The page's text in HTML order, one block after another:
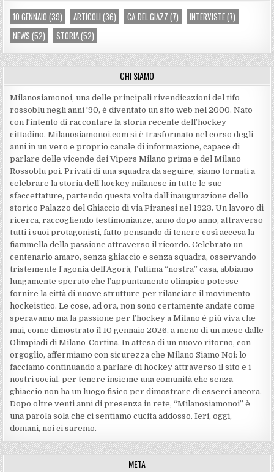
10 GENNAIO (39) ARTICOLI (36) CA' DEL GIAZZ (7) INTERVISTE(7)
NEWS (52) STORIA(52)
CHI SIAMO
Milanosiamonoi, una delle principali rivendicazioni del tifo
rossoblu negli anni '90, è diventato un sito web nel 2000. Nato
con l'intento di raccontare la storia recente dell’hockey
cittadino, Milanosiamonoi.com si è trasformato nel corso degli
anni in un vero e proprio canale di informazione, capace di
parlare delle vicende dei Vipers Milano prima e del Milano
Rossoblu poi. Privati di una squadra da seguire, siamo tornati a
celebrare la storia dell’hockey milanese in tutte le sue
sfaccettature, partendo questa volta dall’inaugurazione dello
storico Palazzo del Ghiaccio di via Piranesi nel 1923. Un lavoro di
ricerca, raccogliendo testimonianze, anno dopo anno, attraverso
tutti i suoi protagonisti, fatto pensando di tenere così accesa la
fiammella della passione attraverso il ricordo. Celebrato un
centenario amaro, senza ghiaccio e senza squadra, osservando
tristemente l’agonia dell’Agorà, l’ultima “nostra” casa, abbiamo
lungamente sperato che l’appuntamento olimpico potesse
fornire la città di nuove strutture per rilanciare il movimento
hockeistico. Le cose, ad ora, non sono certamente andate come
speravamo ma la passione per l’hockey a Milano è più viva che
mai, come dimostrato il 10 gennaio 2026, a meno di un mese dalle
Olimpiadi di Milano-Cortina. In attesa di un nuovo ritorno, con
orgoglio, affermiamo con sicurezza che Milano Siamo Noi: lo
facciamo continuando a parlare di hockey attraverso il sito e i
nostri social, per tenere insieme una comunità che senza
ghiaccio non ha un luogo fisico per dimostrare di esserci ancora.
Dopo oltre venti anni di presenza in rete, “Milanosiamonoi” è
una parola sola che ci sentiamo cucita addosso. Ieri, oggi,
domani, noi ci saremo.
META